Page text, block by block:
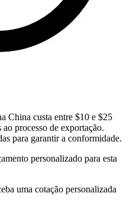
China custa entre $10 e $25
processo de exportação.
para garantir a conformidade.
personalizado para esta
uma cotação personalizada